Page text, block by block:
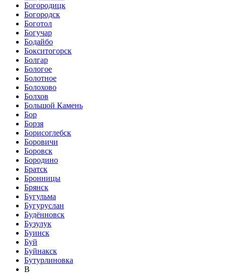
Богородицк
Богородск
Боготол
Богучар
Бодайбо
Бокситогорск
Болгар
Бологое
Болотное
Болохово
Болхов
Большой Камень
Бор
Борзя
Борисоглебск
Боровичи
Боровск
Бородино
Братск
Бронницы
Брянск
Бугульма
Бугуруслан
Будённовск
Бузулук
Буинск
Буй
Буйнакск
Бутурлиновка
В